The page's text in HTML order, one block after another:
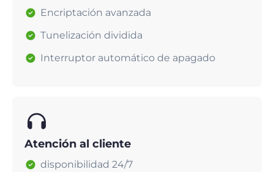
Encriptación avanzada
Tunelización dividida
Interruptor automático de apagado
Atención al cliente
disponibilidad 24/7